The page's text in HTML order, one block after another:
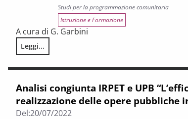
Studi per la programmazione comunitaria
Istruzione e Formazione
A cura di G. Garbini
Leggi...
Il Diritto allo Studio Universitario in Italia, il
Analisi congiunta IRPET e UPB
realizzazione delle opere pubbliche
Del:20/07/2022